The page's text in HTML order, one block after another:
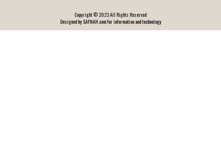
Copyright © 2023 All Rights Reserved
Designed by SAFNAH.com for information and technology